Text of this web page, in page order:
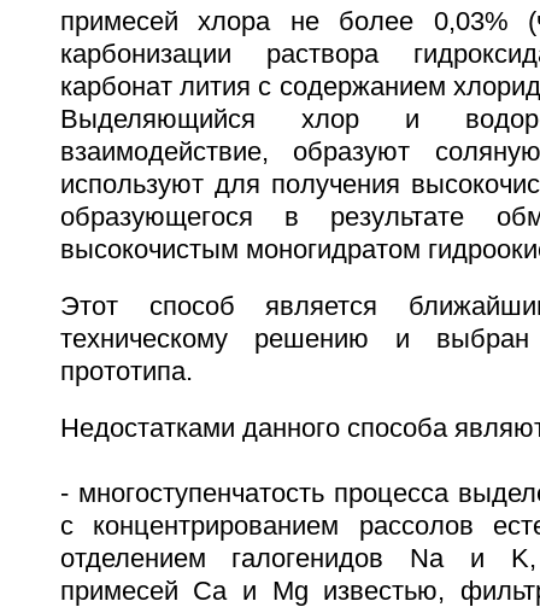
примесей хлора не более 0,03%
карбонизации раствора
карбонат лития с содержанием
Выделяющийся хлор и
взаимодействие, образуют
используют для получения
образующегося в результате
высокочистым моногидратом
Этот способ является
техническому решению и
прототипа.
Недостатками данного способа
- многоступенчатость процесса
с концентрированием рассолов
отделением галогенидов Na и
примесей Ca и Mg известью,